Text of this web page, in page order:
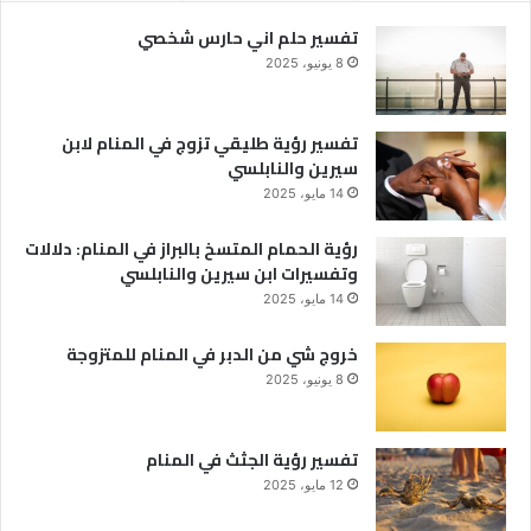
تفسير حلم اني حارس شخصي
8 يونيو، 2025
تفسير رؤية طليقي تزوج في المنام لابن
سيرين والنابلسي
14 مايو، 2025
رؤية الحمام المتسخ بالبراز في المنام: دلالات
وتفسيرات ابن سيرين والنابلسي
14 مايو، 2025
خروج شي من الدبر في المنام للمتزوجة
8 يونيو، 2025
تفسير رؤية الجثث في المنام
12 مايو، 2025